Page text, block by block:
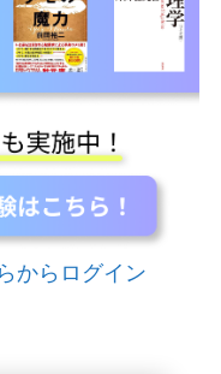
からログイン